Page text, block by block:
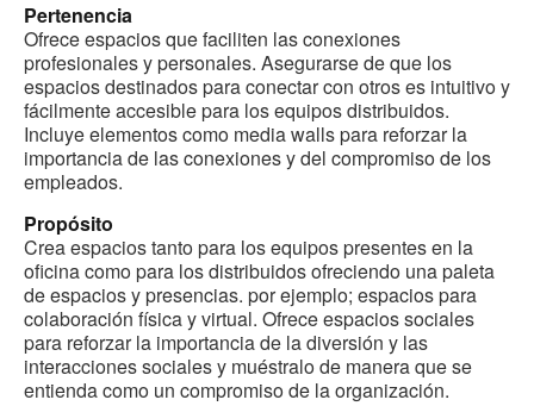
Pertenencia
Ofrece espacios que faciliten las conexiones
profesionales y personales. Asegurarse de que los
espacios destinados para conectar con otros es intuitivo y
fácilmente accesible para los equipos distribuidos.
Incluye elementos como media walls para reforzar la
importancia de las conexiones y del compromiso de los
empleados.
Propósito
Crea espacios tanto para los equipos presentes en la
oficina como para los distribuidos ofreciendo una paleta
de espacios y presencias. por ejemplo; espacios para
colaboración física y virtual. Ofrece espacios sociales
para reforzar la importancia de la diversión y las
interacciones sociales y muéstralo de manera que se
entienda como un compromiso de la organización.